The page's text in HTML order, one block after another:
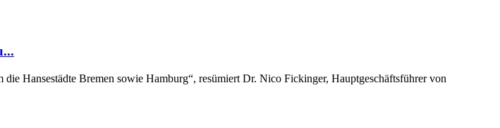
Hansestädte Bremen sowie Hamburg“, resümiert Dr. Nico Fickinger, Hauptgeschäftsführer von